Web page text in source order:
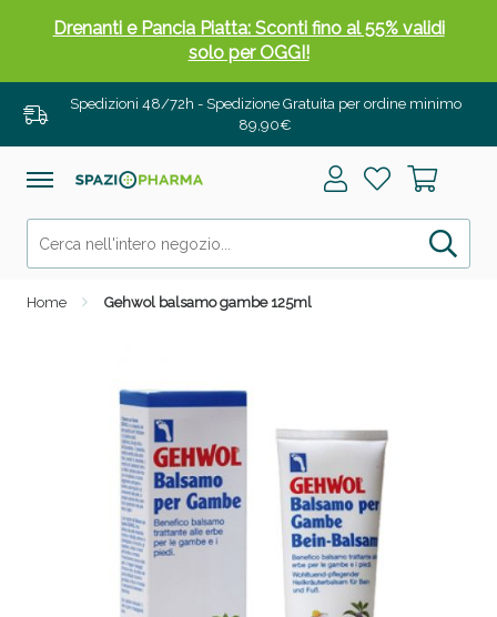
Spedizioni 48/72h - Spedizione Gratuita per ordine minimo
89,90€
Home Gehwol balsamo gambe 125ml
Drenanti e Pancia Piatta: Sconti fino al 55% validi
solo per OGGI!
Salini e Multivitaminici: oggi Sconto extra fino al
50%!